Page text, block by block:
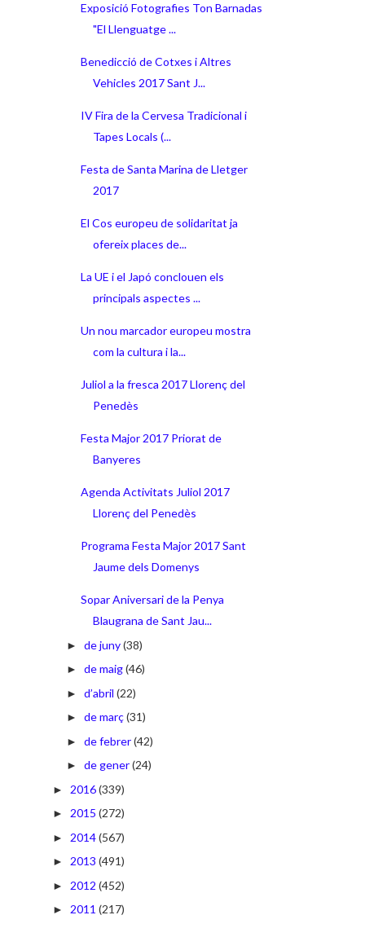
Exposició Fotografies Ton Barnadas
"El Llenguatge ...
Benedicció de Cotxes i Altres
Vehicles 2017 Sant J...
IV Fira de la Cervesa Tradicional i
Tapes Locals (...
Festa de Santa Marina de Lletger
2017
El Cos europeu de solidaritat ja
ofereix places de...
La UE i el Japó conclouen els
principals aspectes ...
Un nou marcador europeu mostra
com la cultura i la...
Juliol a la fresca 2017 Llorenç del
Penedès
Festa Major 2017 Priorat de
Banyeres
Agenda Activitats Juliol 2017
Llorenç del Penedès
Programa Festa Major 2017 Sant
Jaume dels Domenys
Sopar Aniversari de la Penya
Blaugrana de Sant Jau...
► de juny(38)
► de maig(46)
► d’abril (22)
► de març(31)
► de febrer(42)
► de gener(24)
► 2016(339)
► 2015 (272)
► 2014(567)
► 2013 (491)
► 2012 (452)
► 2011 (217)